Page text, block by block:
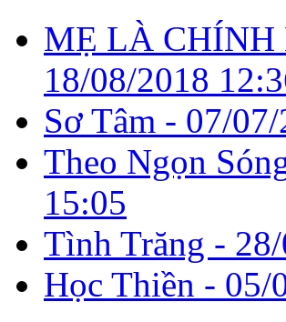
MẸ LÀ
18/08/2018
Sơ Tâm - 07/
Theo Ngọn
15:05
Tình Trăng -
Học Thiền - 05/